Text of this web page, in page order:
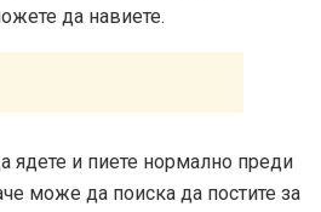
да навиете.
ядете и пиете нормално преди
може да поиска да постите за